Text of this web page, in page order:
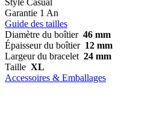
Garantie 1 An
Guide des tailles
Diamètre du boîtier 46 mm
Épaisseur du boîtier 12 mm
Largeur du bracelet 24 mm
Taille XL
Accessoires & Emballages